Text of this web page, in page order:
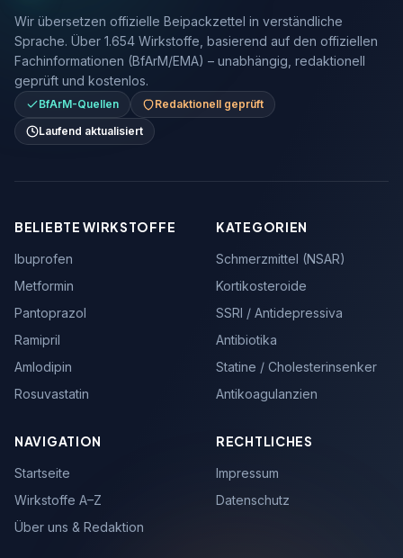
Wir übersetzen offizielle Beipackzettel in verständliche
Sprache. Über 1.654 Wirkstoffe, basierend auf den offiziellen
Fachinformationen (BfArM/EMA) – unabhängig, redaktionell
geprüft und kostenlos.
BfArM-Quellen
Redaktionell geprüft
Laufend aktualisiert
BELIEBTE WIRKSTOFFE
Ibuprofen
Metformin
Pantoprazol
Ramipril
Amlodipin
Rosuvastatin
KATEGORIEN
Schmerzmittel (NSAR)
Kortikosteroide
SSRI / Antidepressiva
Antibiotika
Statine / Cholesterinsenker
Antikoagulanzien
NAVIGATION
Startseite
Wirkstoffe A–Z
Über uns & Redaktion
RECHTLICHES
Impressum
Datenschutz